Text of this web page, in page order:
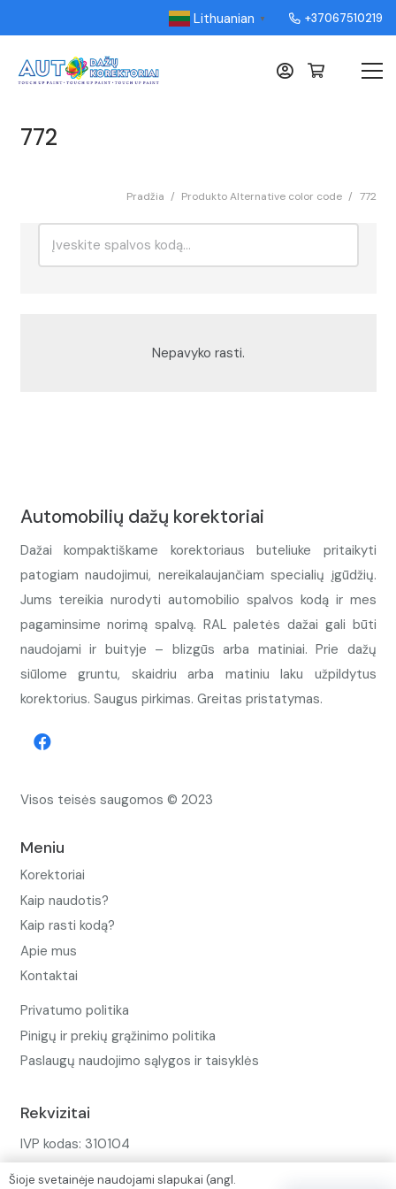
Lithuanian ▼ +37067510219
772
Pradžia / Produkto Alternative color code / 772
Nepavyko rasti.
Automobilių dažų korektoriai
Dažai kompaktiškame korektoriaus buteliuke pritaikyti
patogiam naudojimui, nereikalaujančiam specialių įgūdžių.
Jums tereikia nurodyti automobilio spalvos kodą ir mes
pagaminsime norimą spalvą. RAL paletės dažai gali būti
naudojami ir buityje – blizgūs arba matiniai. Prie dažų
siūlome gruntu, skaidriu arba matiniu laku užpildytus
korektorius. Saugus pirkimas. Greitas pristatymas.
Visos teisės saugomos © 2023
Meniu
Korektoriai
Kaip naudotis?
Kaip rasti kodą?
Apie mus
Kontaktai
Privatumo politika
Pinigų ir prekių grąžinimo politika
Paslaugų naudojimo sąlygos ir taisyklės
Rekvizitai
IVP kodas: 310104
Šioje svetainėje naudojami slapukai (angl.